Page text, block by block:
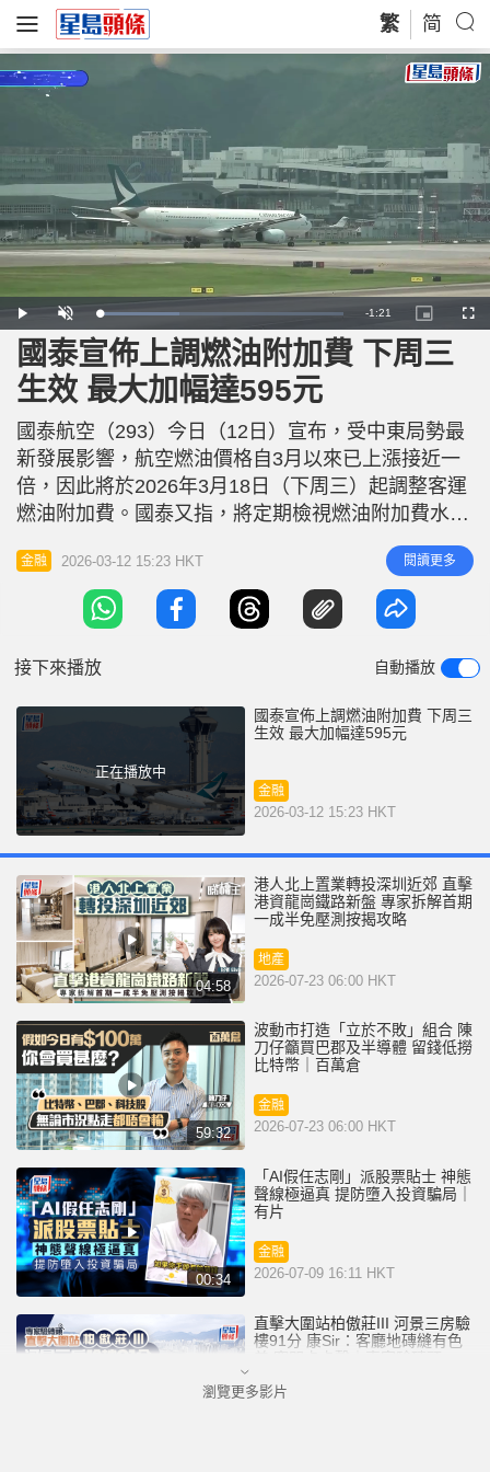
繁 简
P
l
a
y
U
n
m
u
t
e
L
o
e
:
3
2
9
6
%
R
e
n
i
e
-1:21
P
i
c
u
-
P
i
c
u
r
e
F
u
國泰宣佈上調燃油附加費 下周三
生效 最大加幅達595元
國泰航空（293）今日（12日）宣布，受中東局勢最
新發展影響，航空燃油價格自3月以來已上漲接近一
倍，因此將於2026年3月18日（下周三）起調整客運
燃油附加費。國泰又指，將定期檢視燃油附加費水
平，並密切留意航空燃油價格走勢。 相關文章：國
泰擬短期內加燃油附加費 受累中東局勢 3月燃油價格
較首兩月升一倍 根據現行既定機制，燃油附加費調
整如下： 短途航班：上調至港幣290元（現為港幣
金融 2026-03-12 15:23 HKT 閱讀更多
接下來播放 自動播放
正在播放中
國泰宣佈上調燃油附加費 下周三
生效 最大加幅達595元
金融
2026-03-12 15:23 HKT
04:58
港人北上置業轉投深圳近郊 直擊
港資龍崗鐵路新盤 專家拆解首期
一成半免壓測按揭攻略
地產
2026-07-23 06:00 HKT
59:32
波動市打造「立於不敗」組合 陳
刀仔籲買巴郡及半導體 留錢低撈
比特幣｜百萬倉
金融
2026-07-23 06:00 HKT
00:34
「AI假任志剛」派股票貼士 神態
聲線極逼真 提防墮入投資騙局｜
有片
金融
2026-07-09 16:11 HKT
直擊大圍站柏傲莊III 河景三房驗
樓91分 康Sir：客廳地磚縫有色
地產
瀏覽更多影片